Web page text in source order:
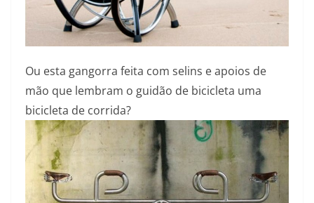
Ou esta gangorra feita com selins e apoios de
mão que lembram o guidão de bicicleta uma
bicicleta de corrida?